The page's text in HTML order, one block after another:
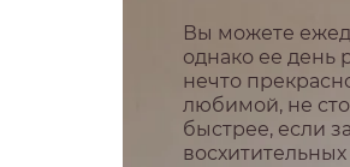
Вы можете
однако ее день
нечто
любимой, не
быстрее, если